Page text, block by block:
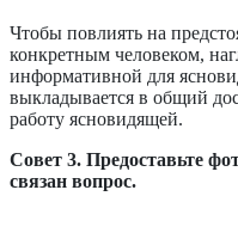
Чтобы повлиять на
конкретным человеком,
информативной для
выкладывается в общий
работу ясновидящей.
Совет 3. Предоставьте
связан вопрос.